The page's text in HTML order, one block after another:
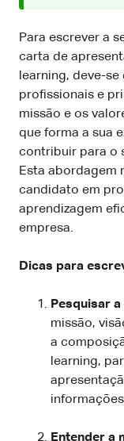
Para escrever a
carta de
learning, deve-
profissionais e
missão e os
que forma a sua
contribuir para o
Esta abordagem
candidato em
aprendizagem
empresa.
Dicas para
Pesquisar
missão,
a
learning,
Entender a